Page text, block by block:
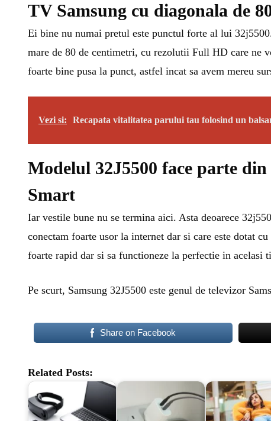
TV Samsung cu diagonala de
Ei bine nu numai pretul este punctul forte al lui
mare de 80 de centimetri, cu rezolutii Full HD care ne
foarte bine pusa la punct, astfel incat sa avem mereu
Vezi si: Recapata vitalitatea parului tau folosind un
Modelul 32J5500 face parte
Smart
Iar vestile bune nu se termina aici. Asta deoarece
conectam foarte usor la internet dar si care este dotat
foarte rapid dar si sa functioneze la perfectie in acelasi
Pe scurt, Samsung 32J5500 este genul de televizor
Share on Facebook
Related Posts: